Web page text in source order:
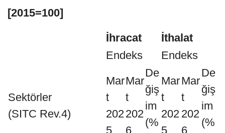
[2015=100]
İhracat
İthalat
Endeks
Endeks
Sektörler
(SITC Rev.4)
Mar
t
202
5
Mar
t
202
6
De
ğiş
im
(%
Mar
t
202
5
Mar
t
202
6
De
ğiş
im
(%